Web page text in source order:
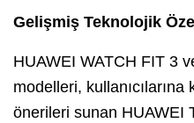
Gelişmiş Teknolojik
HUAWEI WATCH FIT 3
modelleri,
önerileri sunan HUAWEI